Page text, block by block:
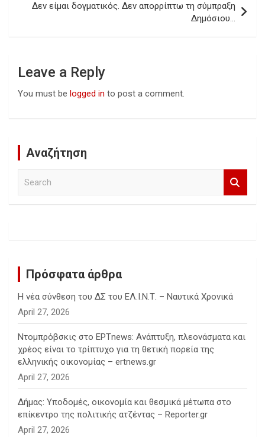
Δεν είμαι δογματικός. Δεν απορρίπτω τη σύμπραξη
Δημόσιου…
Leave a Reply
You must be logged in to post a comment.
Αναζήτηση
h
Πρόσφατα άρθρα
Η νέα σύνθεση του ΔΣ του ΕΛ.Ι.Ν.Τ. – Ναυτικά Χρονικά
April 27, 2026
Ντομπρόβσκις στο ΕΡΤnews: Ανάπτυξη, πλεονάσματα και
χρέος είναι το τρίπτυχο για τη θετική πορεία της
ελληνικής οικονομίας – ertnews.gr
April 27, 2026
Δήμας: Υποδομές, οικονομία και θεσμικά μέτωπα στο
επίκεντρο της πολιτικής ατζέντας – Reporter.gr
April 27, 2026